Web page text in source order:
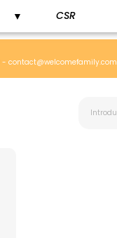
▼ CSR
- contact@welcomefamily.com